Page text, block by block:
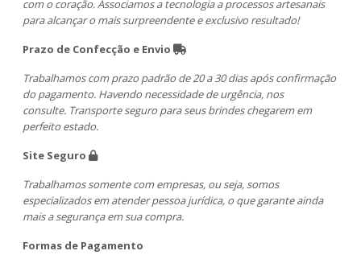
com o coração. Associamos a tecnologia a processos artesanais
para alcançar o mais surpreendente e exclusivo resultado!
Prazo de Confecção e Envio
Trabalhamos com prazo padrão de 20 a 30 dias após confirmação
do pagamento. Havendo necessidade de urgência, nos
consulte. Transporte seguro para seus brindes chegarem em
perfeito estado.
Site Seguro
Trabalhamos somente com empresas, ou seja, somos
especializados em atender pessoa jurídica, o que garante ainda
mais a segurança em sua compra.
Formas de Pagamento